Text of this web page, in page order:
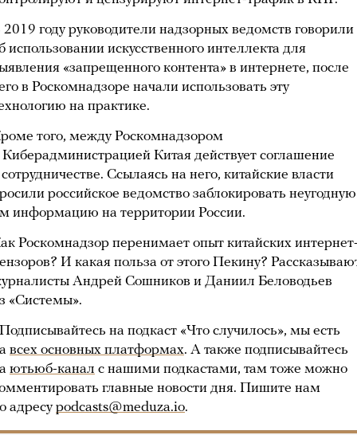
году руководители надзорных ведомств говорили
использовании искусственного интеллекта для
«запрещенного контента» в интернете, после
в Роскомнадзоре начали использовать эту
на практике.
того, между Роскомнадзором
Китая действует соглашение
Ссылаясь на него, китайские власти
российское ведомство заблокировать неугодную
информацию на территории России.
Роскомнадзор перенимает опыт китайских
И какая польза от этого Пекину?
Андрей Сошников и Даниил Беловодьев
«Системы».
на подкаст «Что случилось», мы есть
всех основных платформах. А также подписывайтесь
ютьюб-канал с нашими подкастами, там тоже можно
главные новости дня. Пишите нам
адресуpodcasts@meduza.io.